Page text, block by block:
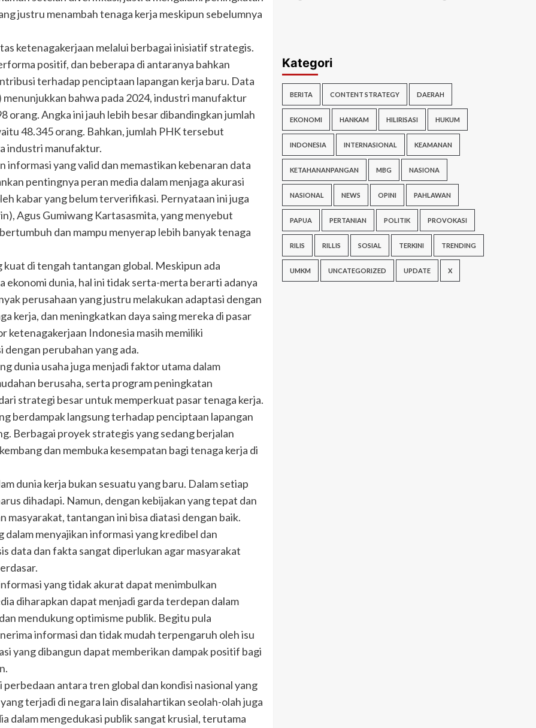
justru menambah tenaga kerja meskipun sebelumnya
ketenagakerjaan melalui berbagai inisiatif strategis.
positif, dan beberapa di antaranya bahkan
terhadap penciptaan lapangan kerja baru. Data
bahwa pada 2024, industri manufaktur
orang. Angka ini jauh lebih besar dibandingkan jumlah
48.345 orang. Bahkan, jumlah PHK tersebut
industri manufaktur.
informasi yang valid dan memastikan kebenaran data
pentingnya peran media dalam menjaga akurasi
kabar yang belum terverifikasi. Pernyataan ini juga
Agus Gumiwang Kartasasmita, yang menyebut
dan mampu menyerap lebih banyak tenaga
di tengah tantangan global. Meskipun ada
ekonomi dunia, hal ini tidak serta-merta berarti adanya
perusahaan yang justru melakukan adaptasi dengan
kerja, dan meningkatkan daya saing mereka di pasar
ketenagakerjaan Indonesia masih memiliki
perubahan yang ada.
dunia usaha juga menjadi faktor utama dalam
berusaha, serta program peningkatan
strategi besar untuk memperkuat pasar tenaga kerja.
berdampak langsung terhadap penciptaan lapangan
Berbagai proyek strategis yang sedang berjalan
dan membuka kesempatan bagi tenaga kerja di
dunia kerja bukan sesuatu yang baru. Dalam setiap
dihadapi. Namun, dengan kebijakan yang tepat dan
masyarakat, tantangan ini bisa diatasi dengan baik.
menyajikan informasi yang kredibel dan
data dan fakta sangat diperlukan agar masyarakat
yang tidak akurat dapat menimbulkan
diharapkan dapat menjadi garda terdepan dalam
mendukung optimisme publik. Begitu pula
informasi dan tidak mudah terpengaruh oleh isu
yang dibangun dapat memberikan dampak positif bagi
antara tren global dan kondisi nasional yang
terjadi di negara lain disalahartikan seolah-olah juga
dalam mengedukasi publik sangat krusial, terutama
Kategori
BERITA CONTENT STRATEGY DAERAH
EKONOMI HANKAM HILIRISASI HUKUM
INDONESIA INTERNASIONAL KEAMANAN
KETAHANANPANGAN MBG NASIONA
NASIONAL NEWS OPINI PAHLAWAN
PAPUA PERTANIAN POLITIK PROVOKASI
RILIS RILLIS SOSIAL TERKINI TRENDING
UMKM UNCATEGORIZED UPDATE X